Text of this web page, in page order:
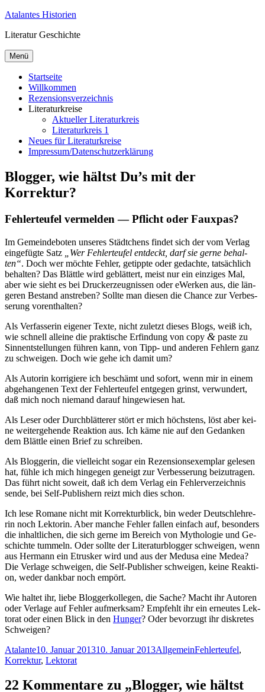
Zum
springen
Atalantes Historien
Literatur Geschichte
Menü
Startseite
Willkommen
Rezensionsverzeichnis
Literaturkreise
Aktueller Literaturkreis
Literaturkreis 1
Neues für Literaturkreise
Impressum/Datenschutzerklärung
Blogger, wie hältst Du’s mit der
Korrektur?
Fehlerteufel vermelden — Pflicht oder Fauxpas?
Im Ge­mein­de­bo­ten un­se­res Städt­chens fin­det sich der vom Ver­lag
ein­ge­füg­te Satz
„Wer Feh­ler­teu­fel ent­deckt, darf sie ger­ne be­hal­
ten“. Doch wer möch­te Feh­ler, ge­tipp­te oder ge­dach­te, tat­säch­lich
be­hal­ten? Das Blätt­le wird ge­blät­tert, meist nur ein ein­zi­ges Mal,
aber wie sieht es bei Druckerzeug­nis­sen oder eWer­ken aus, die län­
ge­ren Be­stand an­stre­ben? Soll­te man die­sen die Chan­ce zur Ver­bes­
se­rung vorenthalten?
Als Ver­fas­se­rin ei­ge­ner Tex­te, nicht zu­letzt die­ses Blogs, weiß ich,
wie schnell al­lei­ne die prak­ti­sche Er­fin­dung von co­py & pas­te zu
Sinn­ent­stel­lun­gen füh­ren kann, von Tipp- und an­de­ren Feh­lern ganz
zu schwei­gen. Doch wie ge­he ich da­mit um?
Als Au­torin kor­ri­gie­re ich be­schämt und so­fort, wenn mir in ei­nem
ab­ge­han­ge­nen Text der Feh­ler­teu­fel ent­ge­gen grinst, ver­wun­dert,
daß mich noch nie­mand dar­auf hin­ge­wie­sen hat.
Als Le­ser oder Durch­blät­te­rer stört er mich höchs­tens, löst aber kei­
ne wei­ter­ge­hen­de Re­ak­ti­on aus. Ich kä­me nie auf den Ge­dan­ken
dem Blätt­le ei­nen Brief zu schreiben.
Als Blog­ge­rin, die viel­leicht so­gar ein Re­zen­si­ons­exem­plar ge­le­sen
hat, füh­le ich mich hin­ge­gen ge­neigt zur Ver­bes­se­rung bei­zu­tra­gen.
Das führt nicht so­weit, daß ich dem Ver­lag ein Feh­ler­ver­zeich­nis
sen­de, bei Self-Pu­blishern reizt mich dies schon.
Ich le­se Ro­ma­ne nicht mit Kor­rek­tur­blick, bin we­der Deutsch­leh­re­
rin noch Lek­to­rin. Aber man­che Feh­ler fal­len ein­fach auf, be­son­ders
die in­halt­li­chen, die sich ger­ne im Be­reich von My­tho­lo­gie und Ge­
schich­te tum­meln. Oder soll­te der Li­te­ra­tur­blog­ger schwei­gen, wenn
aus Her­mann ein Etrus­ker wird und aus der Me­du­sa ei­ne Me­dea?
Die Ver­la­ge schwei­gen, die Self-Pu­blisher schwei­gen, kei­ne Re­ak­ti­
on, we­der dank­bar noch empört.
Wie hal­tet ihr, lie­be Blog­ger­kol­le­gen, die Sa­che? Macht ihr Au­toren
oder Ver­la­ge auf Feh­ler auf­merk­sam? Emp­fehlt ihr ein er­neu­tes Lek­
to­rat oder ei­nen Blick in den Hun­ger? Oder be­vor­zugt ihr dis­kre­tes
Schweigen?
Autor
AtalanteVeröffentlicht
am
10. Januar 201310. Januar 2013Kategorien
AllgemeinSchlagwörter
Fehlerteufel,
Korrektur, Lektorat
22 Kommentare zu „Blogger, wie hältst